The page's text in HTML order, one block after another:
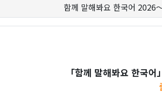
함께 말해봐요 한국어 2026
「함께 말해봐요 한국